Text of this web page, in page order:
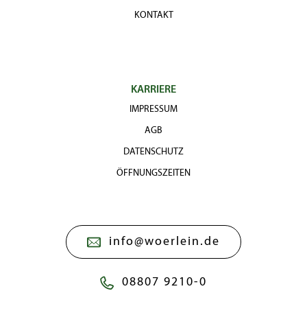
KONTAKT
KARRIERE
IMPRESSUM
AGB
DATENSCHUTZ
ÖFFNUNGSZEITEN
info@woerlein.de
08807 9210-0